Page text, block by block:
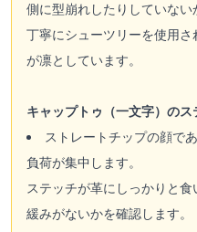
側に型崩れしたりしていない
丁寧にシューツリーを使用
が凛としています。
キャップトゥ（一文字）のス
ストレートチップの顔で
負荷が集中します。
ステッチが革にしっかりと
緩みがないかを確認します。